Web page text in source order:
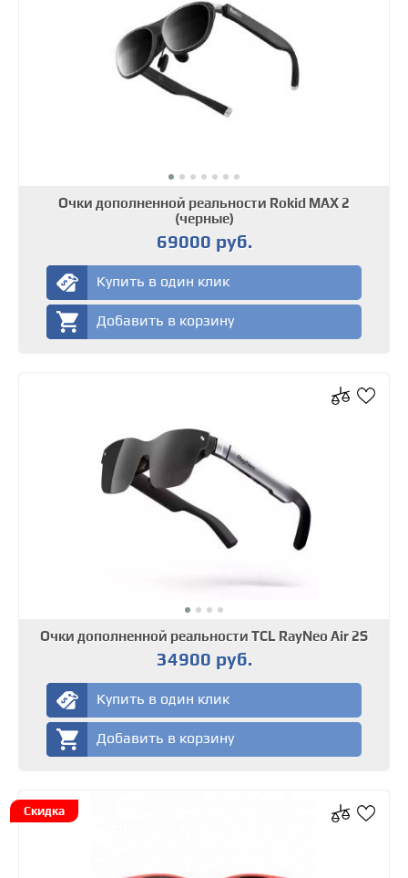
Очки дополненной реальности Rokid MAX 2
(черные)
69000 руб.
Купить в один клик
Добавить в корзину
Очки дополненной реальности TCL RayNeo Air 2S
34900 руб.
Купить в один клик
Добавить в корзину
Скидка